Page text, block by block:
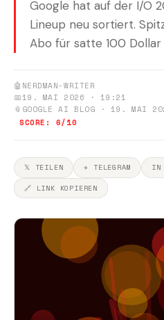
Google hat auf der I/O
Lineup neu sortiert.
Abo für satte 100
🤖 NERDMAN-WRITER
📅19. MAI 2026 · 19:21
📎 GOOGLE AI BLOG · 19. MAI
SCORE: 6/10
𝕏 TEILEN ✈ TELEGRAM
IN
🔗 LINK KOPIEREN